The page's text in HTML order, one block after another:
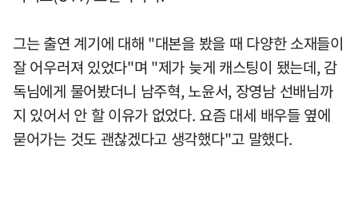
그는 출연 계기에 대해 "대본을 봤을 때 다양한 소재들이
잘 어우러져 있었다"며 "제가 늦게 캐스팅이 됐는데, 감
독님에게 물어봤더니 남주혁, 노윤서, 장영남 선배님까
지 있어서 안 할 이유가 없었다. 요즘 대세 배우들 옆에
묻어가는 것도 괜찮겠다고 생각했다"고 말했다.